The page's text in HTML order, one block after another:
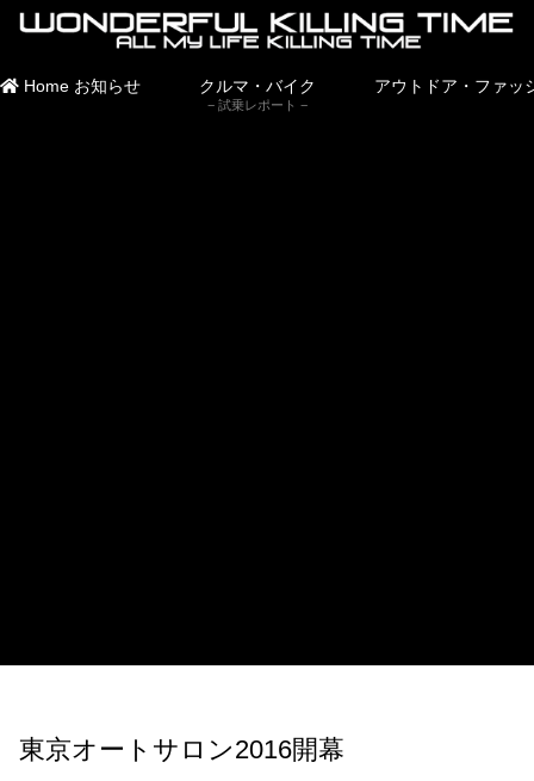
Home お知らせ クルマ・バイク
試乗レポート
アウトドア・ファッ
東京オートサロン2016開幕